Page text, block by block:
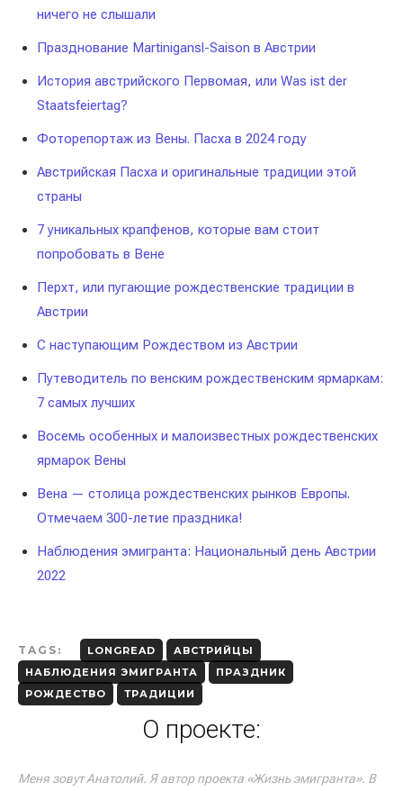
ничего не слышали
Празднование Martinigansl-Saison в Австрии
История австрийского Первомая, или Was ist der
Staatsfeiertag?
Фоторепортаж из Вены. Пасха в 2024 году
Австрийская Пасха и оригинальные традиции этой
страны
7 уникальных крапфенов, которые вам стоит
попробовать в Вене
Перхт, или пугающие рождественские традиции в
Австрии
С наступающим Рождеством из Австрии
Путеводитель по венским рождественским ярмаркам:
7 самых лучших
Восемь особенных и малоизвестных рождественских
ярмарок Вены
Вена — столица рождественских рынков Европы.
Отмечаем 300-летие праздника!
Наблюдения эмигранта: Национальный день Австрии
2022
TAGS: LONGREAD
АВСТРИЙЦЫ
НАБЛЮДЕНИЯ ЭМИГРАНТА
ПРАЗДНИК
РОЖДЕСТВО
ТРАДИЦИИ
О проекте:
Меня зовут Анатолий. Я автор проекта «Жизнь эмигранта». В